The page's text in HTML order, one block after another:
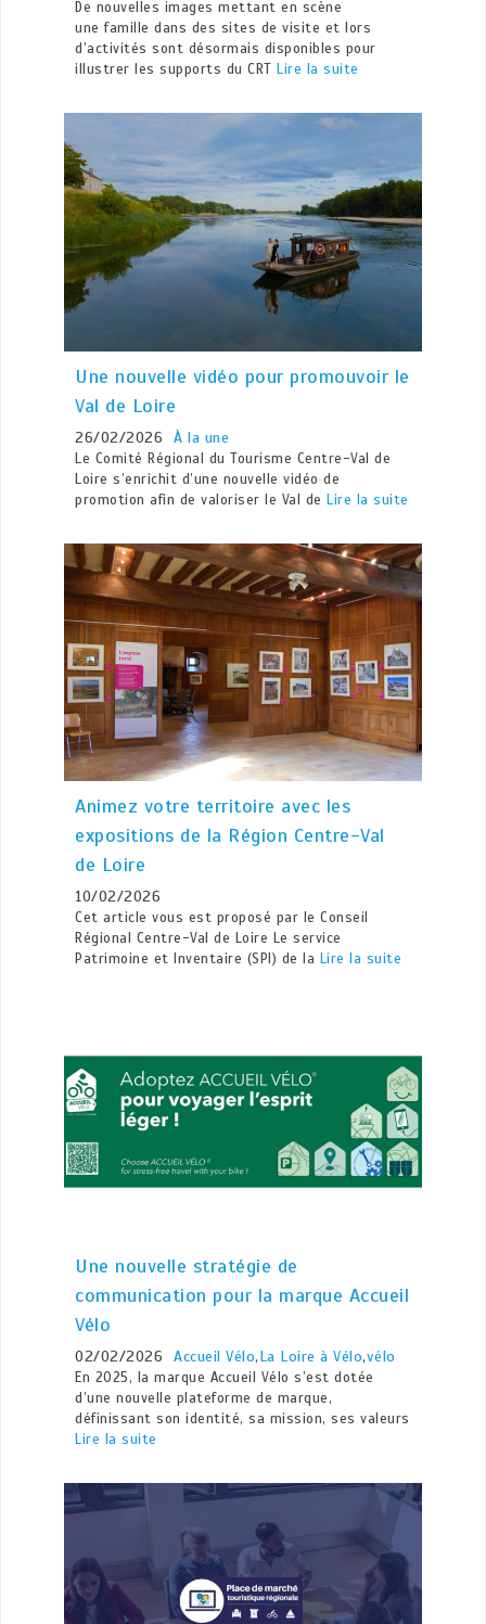
De nouvelles images mettant en scène
une famille dans des sites de visite et lors
d’activités sont désormais disponibles pour
illustrer les supports du CRT Lire la suite
Une nouvelle vidéo pour promouvoir le
Val de Loire
26/02/2026 À la une
Le Comité Régional du Tourisme Centre-Val de
Loire s’enrichit d’une nouvelle vidéo de
promotion afin de valoriser le Val de Lire la suite
Animez votre territoire avec les
expositions de la Région Centre-Val
de Loire
10/02/2026
Cet article vous est proposé par le Conseil
Régional Centre-Val de Loire Le service
Patrimoine et Inventaire (SPI) de la Lire la suite
Une nouvelle stratégie de
communication pour la marque Accueil
Vélo
02/02/2026 Accueil Vélo,La Loire à Vélo,vélo
En 2025, la marque Accueil Vélo s’est dotée
d’une nouvelle plateforme de marque,
définissant son identité, sa mission, ses valeurs
Lire la suite